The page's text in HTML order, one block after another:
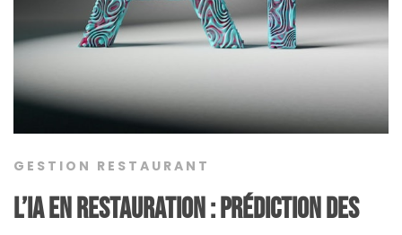
GESTION RESTAURANT
l’IA en restauration : Prédiction des